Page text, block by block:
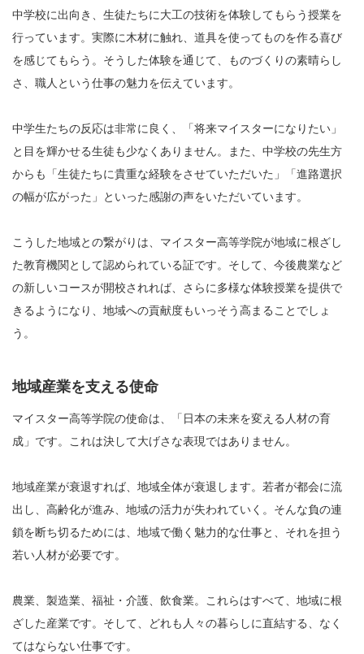
中学校に出向き、生徒たちに大工の技術を体験してもらう授業を
行っています。実際に木材に触れ、道具を使ってものを作る喜び
を感じてもらう。そうした体験を通じて、ものづくりの素晴らし
さ、職人という仕事の魅力を伝えています。
中学生たちの反応は非常に良く、「将来マイスターになりたい」
と目を輝かせる生徒も少なくありません。また、中学校の先生方
からも「生徒たちに貴重な経験をさせていただいた」「進路選択
の幅が広がった」といった感謝の声をいただいています。
こうした地域との繋がりは、マイスター高等学院が地域に根ざし
た教育機関として認められている証です。そして、今後農業など
の新しいコースが開校されれば、さらに多様な体験授業を提供で
きるようになり、地域への貢献度もいっそう高まることでしょ
う。
地域産業を支える使命
マイスター高等学院の使命は、「日本の未来を変える人材の育
成」です。これは決して大げさな表現ではありません。
地域産業が衰退すれば、地域全体が衰退します。若者が都会に流
出し、高齢化が進み、地域の活力が失われていく。そんな負の連
鎖を断ち切るためには、地域で働く魅力的な仕事と、それを担う
若い人材が必要です。
農業、製造業、福祉・介護、飲食業。これらはすべて、地域に根
ざした産業です。そして、どれも人々の暮らしに直結する、なく
てはならない仕事です。